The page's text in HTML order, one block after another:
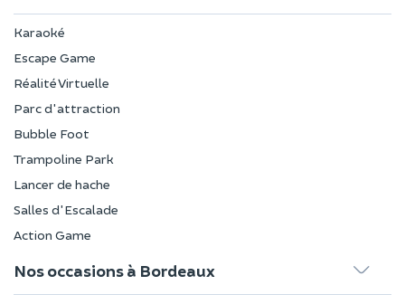
Karaoké
Escape Game
Réalité Virtuelle
Parc d'attraction
Bubble Foot
Trampoline Park
Lancer de hache
Salles d'Escalade
Action Game
Nos occasions à Bordeaux